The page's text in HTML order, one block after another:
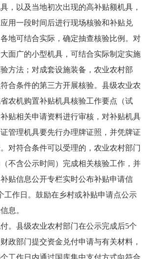
，以及当地初次出现的高补贴额机具，
用一段时间后进行现场核验和补贴兑
地可结合实际，确定抽查核验比例。对
面广的小型机具，可结合实际制定实施
方法；对成套设施装备，农业农村部
合条件的第三方开展核验。县级农业农
农机购置补贴机具核验工作要点（试
贴相关申请资料进行审核，对补贴机具
管理机具要先行办理牌证照，并凭牌证
对符合条件可以受理的，农业农村部门
不含公示时间）完成相关核验工作，并
贴信息公开专栏实时公布补贴申请信
工作日。鼓励在乡村或补贴申请点公示
息。
付。县级农业农村部门在公示完成后5个
政部门提交资金兑付申请与有关材料，
工作日内通过国库集中支付方式向符合